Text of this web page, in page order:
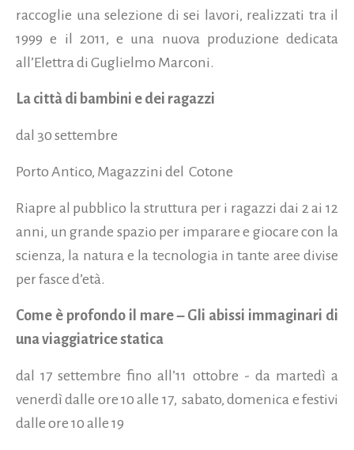
raccoglie una selezione di sei lavori, realizzati tra il
1999 e il 2011, e una nuova produzione dedicata
all’Elettra di Guglielmo Marconi.
La città di bambini e dei ragazzi
dal 30 settembre
Porto Antico, Magazzini del Cotone
Riapre al pubblico la struttura per i ragazzi dai 2 ai 12
anni, un grande spazio per imparare e giocare con la
scienza, la natura e la tecnologia in tante aree divise
per fasce d’età.
Come è profondo il mare – Gli abissi immaginari di
una viaggiatrice statica
dal 17 settembre fino all’11 ottobre - da martedì a
venerdì dalle ore 10 alle 17, sabato, domenica e festivi
dalle ore 10 alle 19